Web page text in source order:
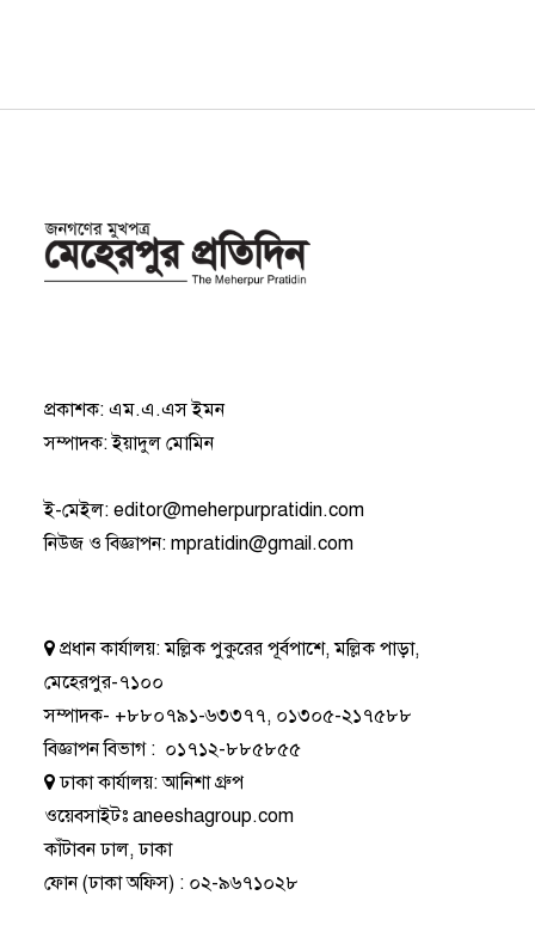
প্রকাশক: এম.এ.এস ইমন
সম্পাদক: ইয়াদুল মোমিন
ই-মেইল:editor@meherpurpratidin.com
নিউজ ও বিজ্ঞাপন:mpratidin@gmail.com
প্রধান কার্যালয়:মল্লিক পুকুরের পূর্বপাশে, মল্লিক পাড়া,
মেহেরপুর-৭১০০
সম্পাদক- +৮৮০৭৯১-৬৩৩৭৭, ০১৩০৫-২১৭৫৮৮
বিজ্ঞাপন বিভাগ: ০১৭১২-৮৮৫৮৫৫
ঢাকা কার্যালয়:আনিশা গ্রুপ
ওয়েবসাইটঃaneeshagroup.com
কাঁটাবন ঢাল, ঢাকা
ফোন(ঢাকা অফিস) : ০২-৯৬৭১০২৮